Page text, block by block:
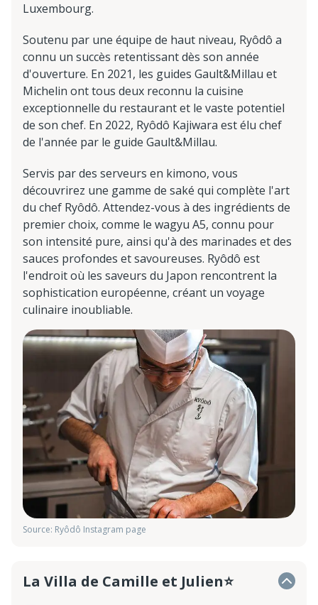
Luxembourg.
Soutenu par une équipe de haut niveau, Ryôdô a
connu un succès retentissant dès son année
d'ouverture. En 2021, les guides Gault&Millau et
Michelin ont tous deux reconnu la cuisine
exceptionnelle du restaurant et le vaste potentiel
de son chef. En 2022, Ryôdô Kajiwara est élu chef
de l'année par le guide Gault&Millau.
Servis par des serveurs en kimono, vous
découvrirez une gamme de saké qui complète l'art
du chef Ryôdô. Attendez-vous à des ingrédients de
premier choix, comme le wagyu A5, connu pour
son intensité pure, ainsi qu'à des marinades et des
sauces profondes et savoureuses. Ryôdô est
l'endroit où les saveurs du Japon rencontrent la
sophistication européenne, créant un voyage
culinaire inoubliable.
Source: Ryôdô Instagram page
La Villa de Camille et Julien⭐